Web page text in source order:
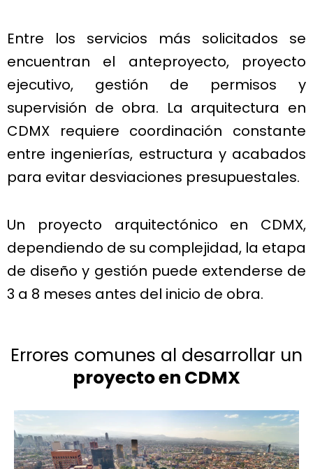
Entre los servicios más solicitados se
encuentran el anteproyecto, proyecto
ejecutivo, gestión de permisos y
supervisión de obra. La arquitectura en
CDMX requiere coordinación constante
entre ingenierías, estructura y acabados
para evitar desviaciones presupuestales.
Un proyecto arquitectónico en CDMX,
dependiendo de su complejidad, la etapa
de diseño y gestión puede extenderse de
3 a 8 meses antes del inicio de obra.
Errores comunes al desarrollar un
proyecto en CDMX